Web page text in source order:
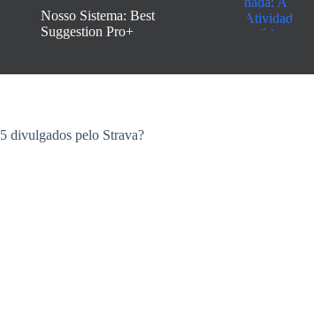
Nosso Sistema: Best
Suggestion Pro+